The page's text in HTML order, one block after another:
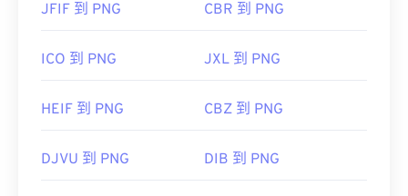
JFIF 到 PNG CBR 到 PNG
ICO 到 PNG JXL 到 PNG
HEIF 到 PNG CBZ 到 PNG
DJVU 到 PNG DIB 到 PNG